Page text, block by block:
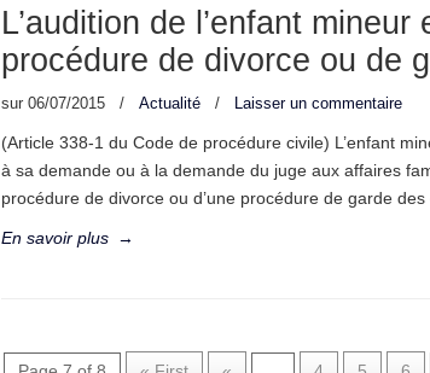
L’audition de l’enfant
procédure de divorce ou de
sur 06/07/2015 / Actualité / Laisser un commentaire
(Article 338-1 du Code de procédure civile) L’enfant
à sa demande ou à la demande du juge aux affaires
procédure de divorce ou d’une procédure de garde
En savoir plus →